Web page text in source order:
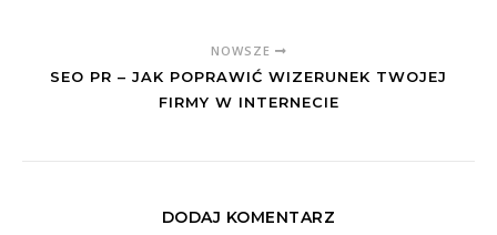
NOWSZE
SEO PR – JAK POPRAWIĆ WIZERUNEK TWOJEJ
FIRMY W INTERNECIE
DODAJ KOMENTARZ